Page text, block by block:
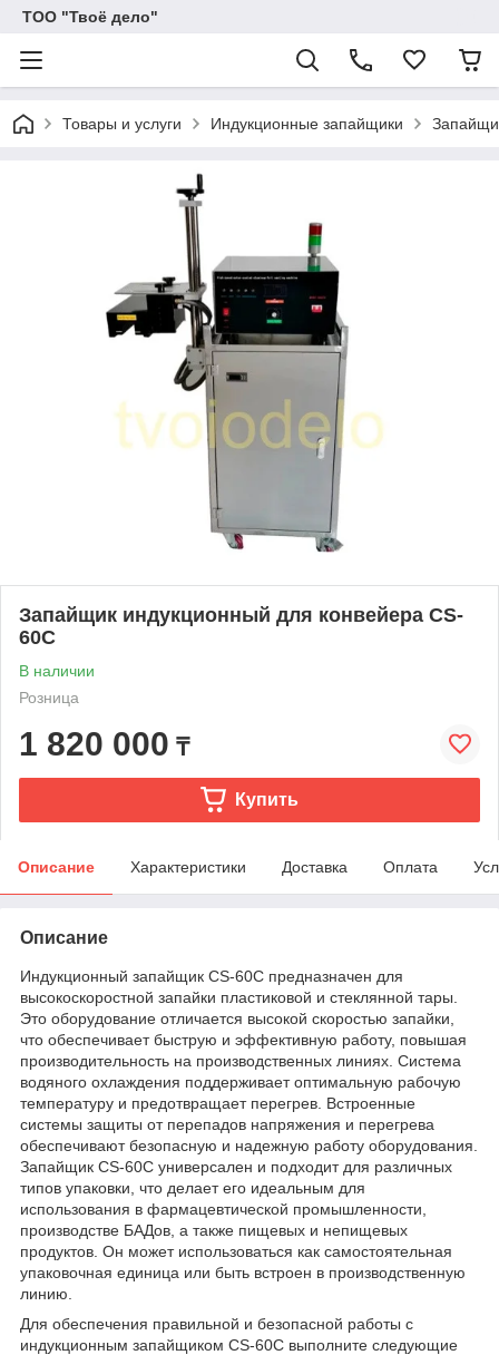
ТОО "Твоё дело"
Товары и услуги Индукционные запайщики
Запайщик индукционный для конвейера CS-
60C
В наличии
Розница
1 820 000 ₸
Купить
Описание Характеристики Доставка Оплата
Описание
Индукционный запайщик CS-60C предназначен для
высокоскоростной запайки пластиковой и стеклянной тары.
Это оборудование отличается высокой скоростью запайки,
что обеспечивает быструю и эффективную работу, повышая
производительность на производственных линиях. Система
водяного охлаждения поддерживает оптимальную рабочую
температуру и предотвращает перегрев. Встроенные
системы защиты от перепадов напряжения и перегрева
обеспечивают безопасную и надежную работу оборудования.
Запайщик CS-60C универсален и подходит для различных
типов упаковки, что делает его идеальным для
использования в фармацевтической промышленности,
производстве БАДов, а также пищевых и непищевых
продуктов. Он может использоваться как самостоятельная
упаковочная единица или быть встроен в производственную
линию.
Для обеспечения правильной и безопасной работы с
индукционным запайщиком CS-60C выполните следующие